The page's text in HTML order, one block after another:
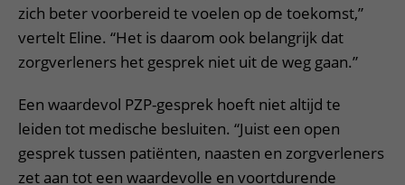
zich beter voorbereid te voelen op de toekomst,”
vertelt Eline. “Het is daarom ook belangrijk dat
zorgverleners het gesprek niet uit de weg gaan.”
Een waardevol PZP-gesprek hoeft niet altijd te
leiden tot medische besluiten. “Juist een open
gesprek tussen patiënten, naasten en zorgverleners
zet aan tot een waardevolle en voortdurende